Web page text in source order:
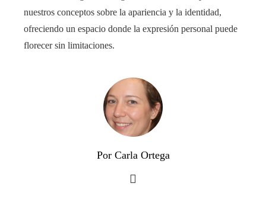
nuestros conceptos sobre la apariencia y la identidad,
ofreciendo un espacio donde la expresión personal puede
florecer sin limitaciones.
Por Carla Ortega